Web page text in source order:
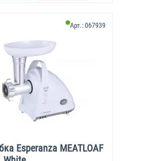
Esperanza MEATLOAF
Арт.:067939